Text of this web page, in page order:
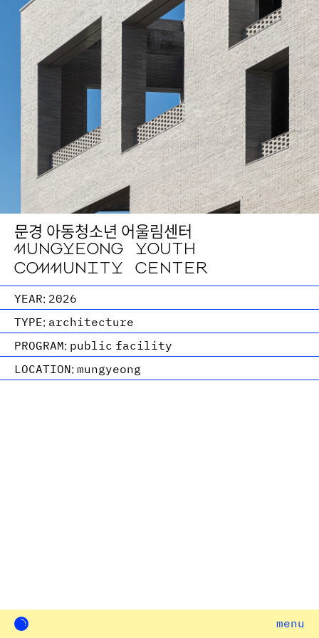
menu
문경 아동청소년 어울림센터
MUNGYEONG YOUTH
COMMUNITY CENTER
YEAR: 2026
TYPE: architecture
PROGRAM: public facility
LOCATION: mungyeong